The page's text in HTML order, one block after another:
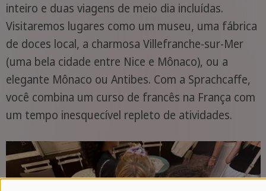
inteiro e duas viagens de meio dia incluídas.
Visitaremos lugares como um museu, uma fábrica
de doces local, a charmosa Villefranche-sur-Mer
(uma bela cidade entre Nice e Mônaco), ou a
elegante Mônaco ou Antibes. Com a Sprachcaffe,
você combina um curso de francês na França com
um tempo inesquecível repleto de atividades.